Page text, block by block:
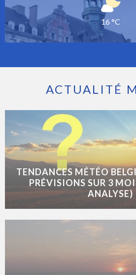
16 °C
ACTUALITÉ
TENDANCES MÉTÉO
PRÉVISIONS SUR 3
ANALYSE)